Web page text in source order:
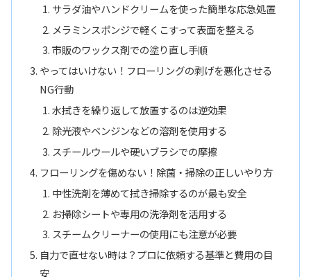
サラダ油やハンドクリームを使った簡単な応急処置
メラミンスポンジで軽くこすって表面を整える
市販のワックス剤での塗り直し手順
やってはいけない！フローリングの剥げを悪化させる
NG行動
水拭きを繰り返して放置するのは逆効果
除光液やベンジンなどの溶剤を使用する
スチールウールや硬いブラシでの摩擦
フローリングを傷めない！除菌・掃除の正しいやり方
中性洗剤を薄めて拭き掃除するのが最も安全
お掃除シートや専用の洗浄剤を活用する
スチームクリーナーの使用にも注意が必要
自力で直せない時は？プロに依頼する基準と費用の目
安